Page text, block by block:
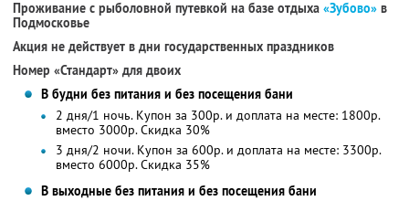
Проживание с рыболовной путевкой на базе отдыха «Зубово» в
Подмосковье
Акция не действует в дни государственных праздников
Номер «Стандарт» для двоих
В будни без питания и без посещения бани
2 дня/1 ночь. Купон за 300р. и доплата на месте: 1800р.
вместо 3000р.Скидка 30%
3 дня/2 ночи. Купон за 600р. и доплата на месте: 3300р.
вместо 6000р.Скидка 35%
В выходные без питания и без посещения бани